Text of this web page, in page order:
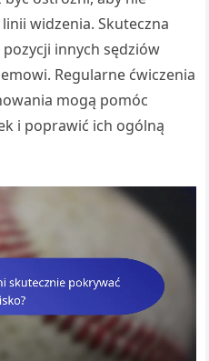
widzenia. Skuteczna
innych sędziów
Regularne ćwiczenia
mogą pomóc
i poprawić ich ogólną